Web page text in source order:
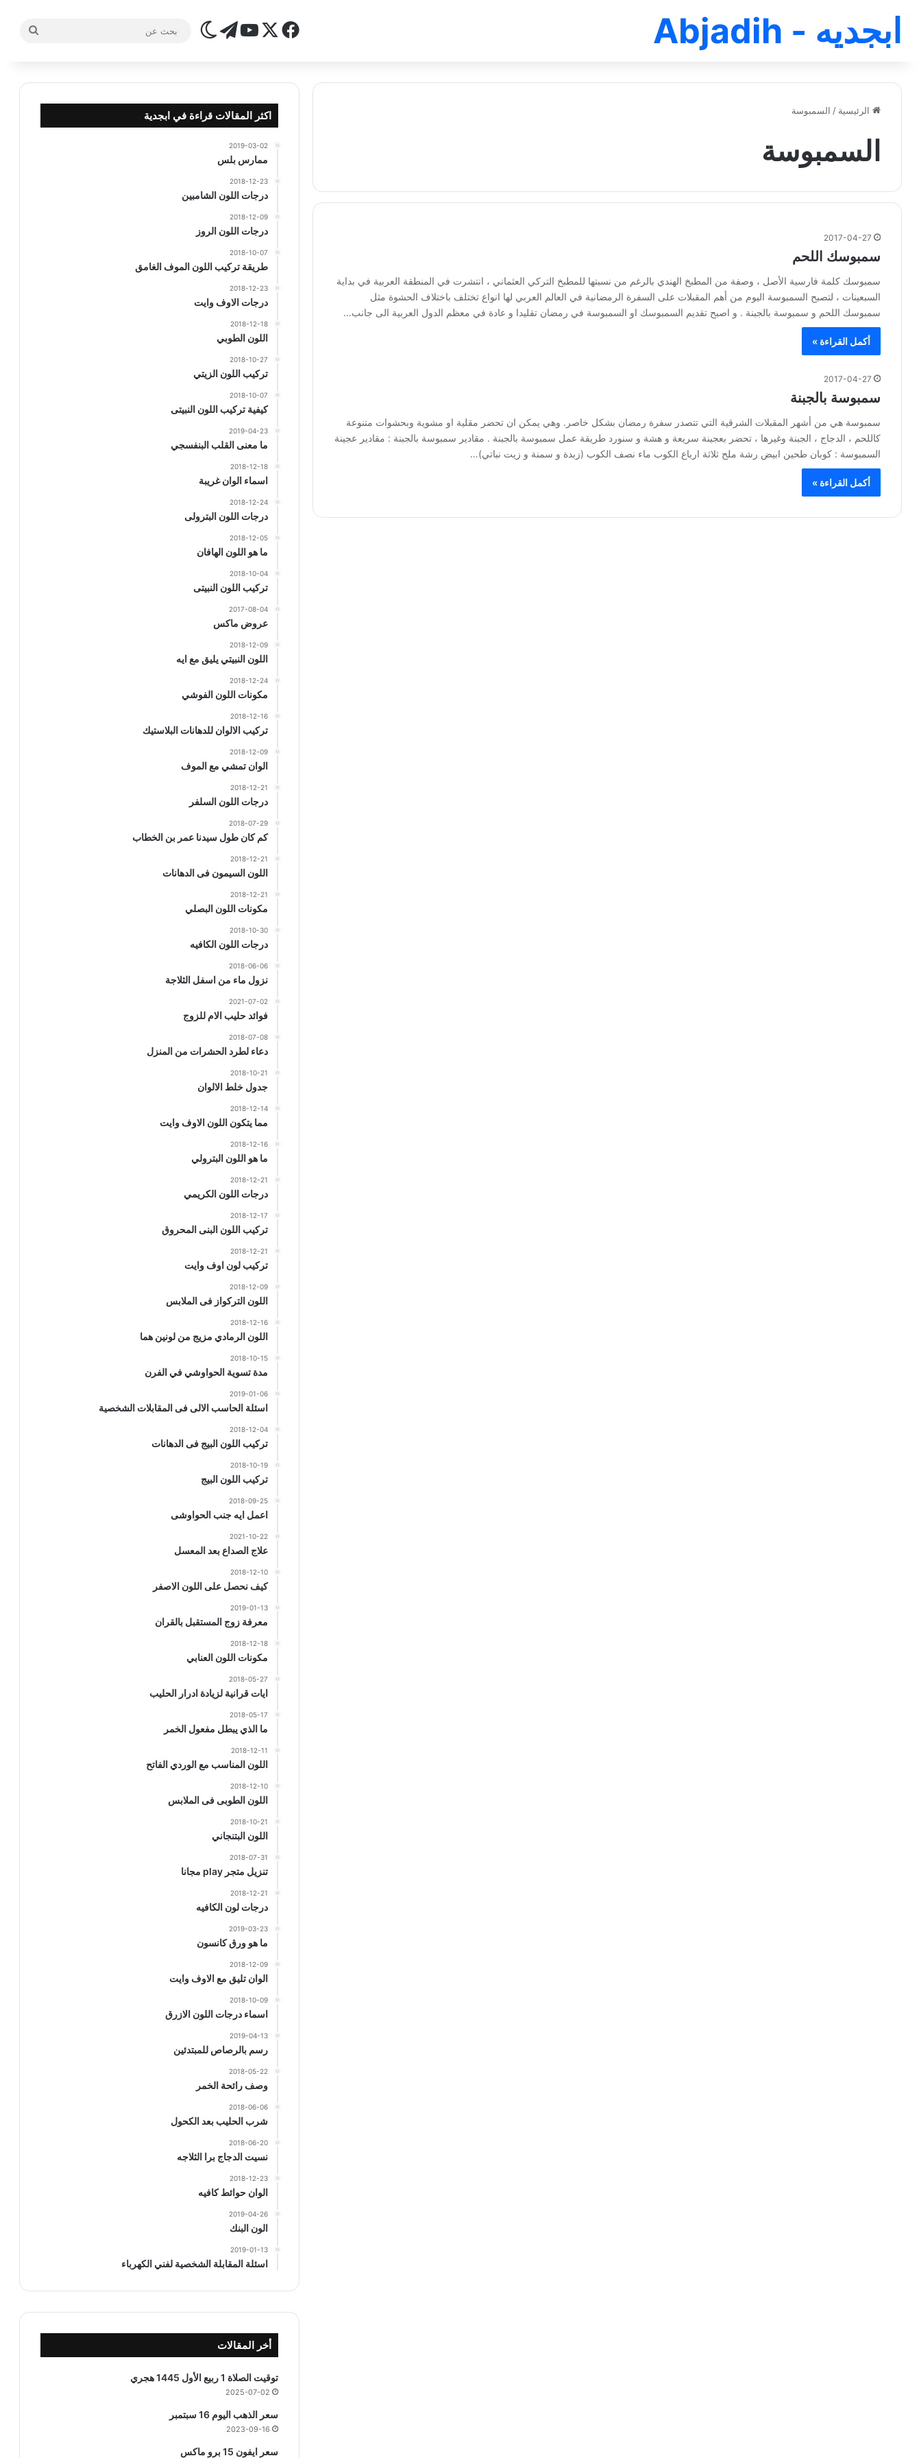
ابجديه - Abjadih فيسبوك
‫X
‫YouTube
تيلقرامالوضع المظلم
الرئيسية / السمبوسة
السمبوسة
2017-04-27
سمبوسك اللحم
سمبوسك كلمة فارسية الأصل ، وصفة من المطبخ الهندي بالرغم من نسبتها للمطبخ التركي العثماني ، انتشرت في المنطقة العربية في بداية
السبعينات ، لتصبح السمبوسة اليوم من أهم المقبلات على السفرة الرمضانية في العالم العربي لها انواع تختلف باختلاف الحشوة مثل
سمبوسك اللحم و سمبوسة بالجبنة . و اصبح تقديم السمبوسك او السمبوسة في رمضان تقليدا و عادة في معظم الدول العربية الى جانب…
أكمل القراءة »
2017-04-27
سمبوسة بالجبنة
سمبوسة هي من أشهر المقبلات الشرقية التي تتصدر سفرة رمضان بشكل خاصر. وهي يمكن ان تحضر مقلية او مشوية وبحشوات متنوعة
كاللحم ، الدجاج ، الجبنة وغيرها ، تحضر بعجينة سريعة و هشة و سنورد طريقة عمل سمبوسة بالجبنة . مقادير سمبوسة بالجبنة : مقادير عجينة
السمبوسة : كوبان طحين ابيض رشة ملح ثلاثة ارباع الكوب ماء نصف الكوب (زبدة و سمنة و زيت نباتي)…
أكمل القراءة »
اكثر المقالات قراءة في ابجدية
2019-03-02
ممارس بلس
2018-12-23
درجات اللون الشامبين
2018-12-09
درجات اللون الروز
2018-10-07
طريقة تركيب اللون الموف الغامق
2018-12-23
درجات الاوف وايت
2018-12-18
اللون الطوبي
2018-10-27
تركيب اللون الزيتي
2018-10-07
كيفية تركيب اللون النبيتى
2019-04-23
ما معنى القلب البنفسجي
2018-12-18
اسماء الوان غريبة
2018-12-24
درجات اللون البترولى
2018-12-05
ما هو اللون الهافان
2018-10-04
تركيب اللون النبيتى
2017-08-04
عروض ماكس
2018-12-09
اللون النبيتي يليق مع ايه
2018-12-24
مكونات اللون الفوشي
2018-12-16
تركيب الالوان للدهانات البلاستيك
2018-12-09
الوان تمشي مع الموف
2018-12-21
درجات اللون السلفر
2018-07-29
كم كان طول سيدنا عمر بن الخطاب
2018-12-21
اللون السيمون فى الدهانات
2018-12-21
مكونات اللون البصلي
2018-10-30
درجات اللون الكافيه
2018-06-06
نزول ماء من اسفل الثلاجة
2021-07-02
فوائد حليب الام للزوج
2018-07-08
دعاء لطرد الحشرات من المنزل
2018-10-21
جدول خلط الالوان
2018-12-14
مما يتكون اللون الاوف وايت
2018-12-16
ما هو اللون البترولي
2018-12-21
درجات اللون الكريمي
2018-12-17
تركيب اللون البنى المحروق
2018-12-21
تركيب لون اوف وايت
2018-12-09
اللون التركواز فى الملابس
2018-12-16
اللون الرمادي مزيج من لونين هما
2018-10-15
مدة تسوية الحواوشي في الفرن
2019-01-06
اسئلة الحاسب الالى فى المقابلات الشخصية
2018-12-04
تركيب اللون البيج فى الدهانات
2018-10-19
تركيب اللون البيج
2018-09-25
اعمل ايه جنب الحواوشى
2021-10-22
علاج الصداع بعد المعسل
2018-12-10
كيف نحصل على اللون الاصفر
2019-01-13
معرفة زوج المستقبل بالقران
2018-12-18
مكونات اللون العنابي
2018-05-27
ايات قرانية لزيادة ادرار الحليب
2018-05-17
ما الذي يبطل مفعول الخمر
2018-12-11
اللون المناسب مع الوردي الفاتح
2018-12-10
اللون الطوبى فى الملابس
2018-10-21
اللون البتنجاني
2018-07-31
تنزيل متجر play مجانا
2018-12-21
درجات لون الكافيه
2019-03-23
ما هو ورق كانسون
2018-12-09
الوان تليق مع الاوف وايت
2018-10-09
اسماء درجات اللون الازرق
2019-04-13
رسم بالرصاص للمبتدئين
2018-05-22
وصف رائحة الخمر
2018-06-06
شرب الحليب بعد الكحول
2018-06-20
نسيت الدجاج برا الثلاجه
2018-12-23
الوان حوائط كافيه
2019-04-26
الون البنك
2019-01-13
اسئلة المقابلة الشخصية لفني الكهرباء
أخر المقالات
توقيت الصلاة 1 ربيع الأول 1445 هجري
2025-07-02
سعر الذهب اليوم 16 سبتمبر
2023-09-16
سعر ايفون 15 برو ماكس